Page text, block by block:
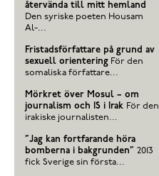
återvända till mitt hemland
Den syriske poeten Housam
Al-...
Fristadsförfattare på grund av
sexuell orientering För den
somaliska författare...
Mörkret över Mosul – om
journalism och IS i Irak För den
irakiske journalisten...
”Jag kan fortfarande höra
bomberna i bakgrunden” 2013
fick Sverige sin första...